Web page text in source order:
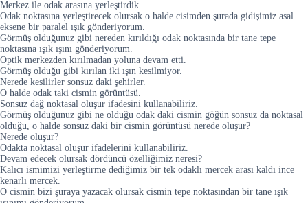
Merkez ile odak arasına yerleştirdik.
Odak noktasına yerleştirecek olursak o halde cisimden şurada gidişimiz asal
eksene bir paralel ışık gönderiyorum.
Görmüş olduğunuz gibi nereden kırıldığı odak noktasında bir tane tepe
noktasına ışık ışını gönderiyorum.
Optik merkezden kırılmadan yoluna devam etti.
Görmüş olduğu gibi kırılan iki ışın kesilmiyor.
Nerede kesilirler sonsuz daki şehirler.
O halde odak taki cismin görüntüsü.
Sonsuz dağ noktasal oluşur ifadesini kullanabiliriz.
Görmüş olduğunuz gibi ne olduğu odak daki cismin göğün sonsuz da noktasal
olduğu, o halde sonsuz daki bir cismin görüntüsü nerede oluşur?
Nerede oluşur?
Odakta noktasal oluşur ifadelerini kullanabiliriz.
Devam edecek olursak dördüncü özelliğimiz neresi?
Kalıcı ismimizi yerleştirme dediğimiz bir tek odaklı mercek arası kaldı ince
kenarlı mercek.
O cismin bizi şuraya yazacak olursak cismin tepe noktasından bir tane ışık